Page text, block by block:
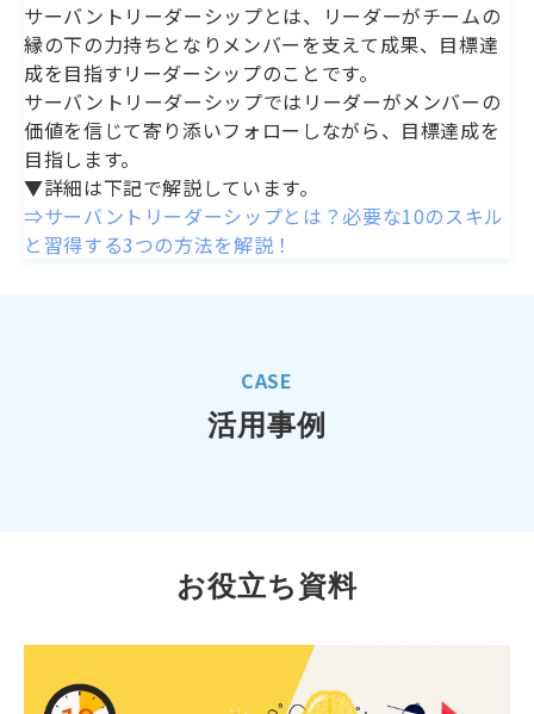
サーバントリーダーシップとは、リーダーがチームの
縁の下の力持ちとなりメンバーを支えて成果、目標達
成を目指すリーダーシップのことです。
サーバントリーダーシップではリーダーがメンバーの
価値を信じて寄り添いフォローしながら、目標達成を
目指します。
▼詳細は下記で解説しています。
⇒サーバントリーダーシップとは？必要な10のスキル
と習得する3つの方法を解説！
CASE
活用事例
お役立ち資料